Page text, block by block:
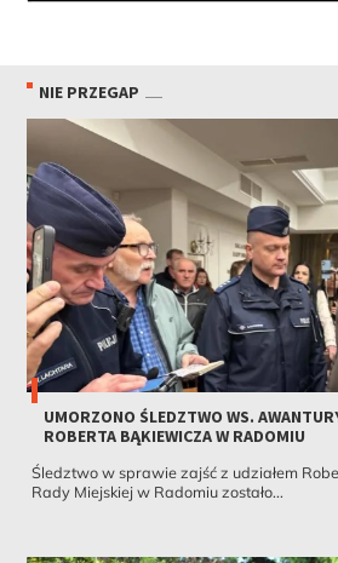
NIE PRZEGAP
UMORZONO ŚLEDZTWO WS.
ROBERTA BĄKIEWICZA W RADOMIU
Śledztwo w sprawie zajść z udziałem
Rady Miejskiej w Radomiu zostało...